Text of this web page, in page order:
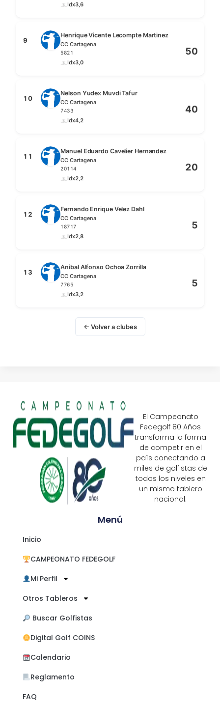
Idx3,6
9
Henrique Vicente Lecompte Martinez
CC Cartagena
5821
Idx3,0
50
10
Nelson Yudex Muvdi Tafur
CC Cartagena
7433
Idx4,2
40
11
Manuel Eduardo Cavelier Hernandez
CC Cartagena
20114
Idx2,2
20
12
Fernando Enrique Velez Dahl
CC Cartagena
18717
Idx2,8
5
13
Anibal Alfonso Ochoa Zorrilla
CC Cartagena
7765
Idx3,2
5
← Volver a clubes
El Campeonato
Fedegolf 80 Años
transforma la forma
de competir en el
país conectando a
miles de golfistas de
todos los niveles en
un mismo tablero
nacional.
Menú
Inicio
CAMPEONATO FEDEGOLF
Mi Perfil
Otros Tableros
​ Buscar Golfistas
Digital Golf COINS
Calendario
Reglamento
FAQ